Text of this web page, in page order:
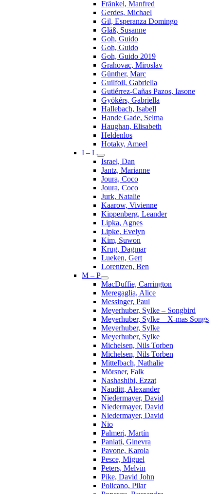
Fränkel, Manfred
Gerdes, Michael
Gil, Esperanza Domingo
Gläß, Susanne
Goh, Guido
Goh, Guido
Goh, Guido 2019
Grahovac, Miroslav
Günther, Marc
Guilfoil, Gabriella
Gutiérrez-Cañas Pazos, Iasone
Gyökérs, Gabriella
Hallebach, Isabell
Hande Gade, Selma
Haughan, Elisabeth
Heldenlos
Hotaky, Ameel
I – L
Israel, Dan
Jantz, Marianne
Joura, Coco
Joura, Coco
Jurk, Natalie
Kaarow, Vivienne
Kippenberg, Leander
Lipka, Agnes
Lipke, Evelyn
Kim, Suwon
Krug, Dagmar
Lueken, Gert
Lorentzen, Ben
M – P
MacDuffie, Carrington
Meregaglia, Alice
Messinger, Paul
Meyerhuber, Sylke – Songbird
Meyerhuber, Sylke – X-mas Songs
Meyerhuber, Sylke
Meyerhuber, Sylke
Michelsen, Nils Torben
Michelsen, Nils Torben
Mittelbach, Nathalie
Mörsner, Falk
Nashashibi, Ezzat
Nauditt, Alexander
Niedermayer, David
Niedermayer, David
Niedermayer, David
Nio
Palmeri, Martín
Paniati, Ginevra
Pavone, Karola
Pesce, Miguel
Peters, Melvin
Pike, David John
Policano, Pilar